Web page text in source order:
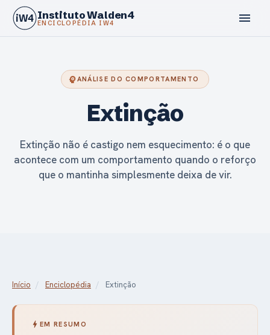
iW4 Instituto Walden4
ENCICLOPÉDIA IW4 menu
calendar_today
psychologyANÁLISE DO COMPORTAMENTO
Extinção
Extinção não é castigo nem esquecimento: é o que
acontece com um comportamento quando o reforço
que o mantinha simplesmente deixa de vir.
Início / Enciclopédia / Extinção
bolt EM RESUMO